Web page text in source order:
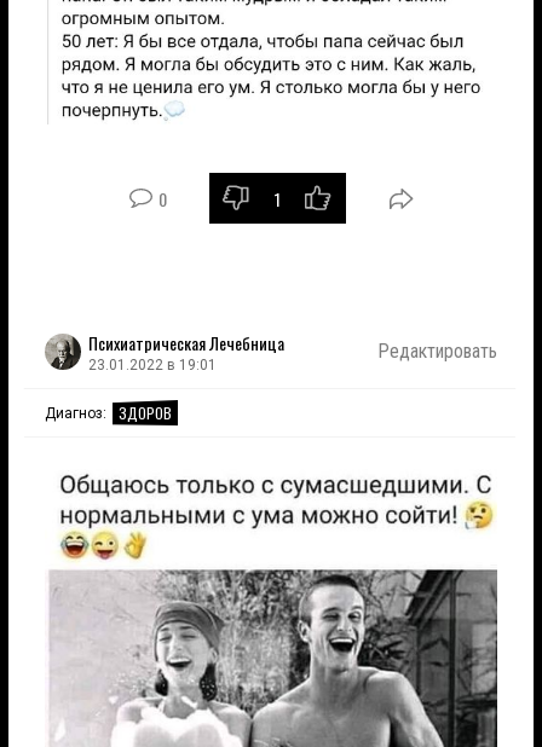
0 1
Психиатрическая Лечебница
23.01.2022 в 19:01
Редактировать
Диагноз: ЗДОРОВ